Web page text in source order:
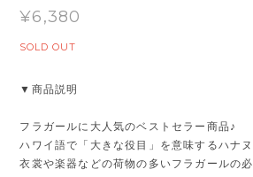
¥6,380
SOLD OUT
▼商品説明
フラガールに大人気のベストセラー商品♪
ハワイ語で「大きな役目」を意味するハナヌ
衣裳や楽器などの荷物の多いフラガールの必